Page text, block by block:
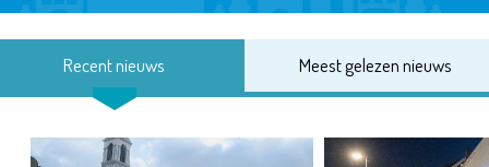
Recent nieuws Meest gelezen nieuws